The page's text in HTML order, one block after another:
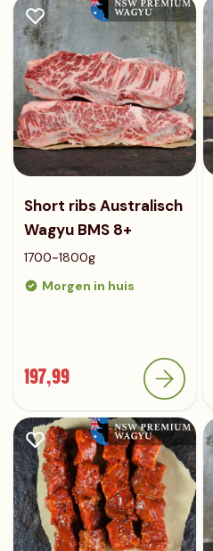
Short ribs Australisch
Wagyu BMS 8+
1700~1800g
Morgen in huis
197,99